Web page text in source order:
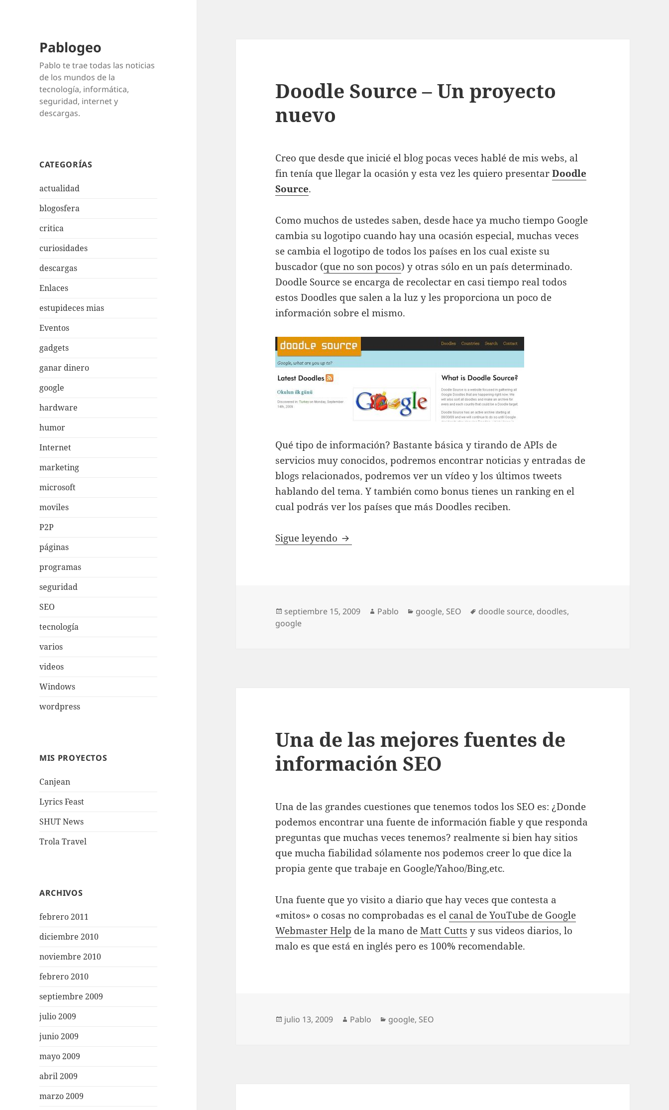
Pablogeo
Pablo te trae todas las noticias
de los mundos de la
tecnología, informática,
seguridad, internet y
descargas.
CATEGORÍAS
actualidad
blogosfera
critica
curiosidades
descargas
Enlaces
estupideces mias
Eventos
gadgets
ganar dinero
google
hardware
humor
Internet
marketing
microsoft
moviles
P2P
páginas
programas
seguridad
SEO
tecnología
varios
videos
Windows
wordpress
MIS PROYECTOS
Canjean
Lyrics Feast
SHUT News
Trola Travel
ARCHIVOS
febrero 2011
diciembre 2010
noviembre 2010
febrero 2010
septiembre 2009
julio 2009
junio 2009
mayo 2009
abril 2009
marzo 2009
Doodle Source – Un proyecto
nuevo
Creo que desde que inicié el blog pocas veces hablé de mis webs, al
fin tenía que llegar la ocasión y esta vez les quiero presentarDoodle
Source.
Como muchos de ustedes saben, desde hace ya mucho tiempo Google
cambia su logotipo cuando hay una ocasión especial, muchas veces
se cambia el logotipo de todos los países en los cual existe su
buscador (que no son pocos) y otras sólo en un país determinado.
Doodle Source se encarga de recolectar en casi tiempo real todos
estos Doodles que salen a la luz y les proporciona un poco de
información sobre el mismo.
Qué tipo de información? Bastante básica y tirando de APIs de
servicios muy conocidos, podremos encontrar noticias y entradas de
blogs relacionados, podremos ver un vídeo y los últimos tweets
hablando del tema. Y también como bonus tienes un ranking en el
cual podrás ver los países que más Doodles reciben.
Sigue leyendo Doodle Source – Un proyecto nuevo
Publicado
el
septiembre 15, 2009 Autor
Pablo Categorías
google, SEO Etiquetas
doodle source, doodles,
google
Una de las mejores fuentes de
información SEO
Una de las grandes cuestiones que tenemos todos los SEO es: ¿Donde
podemos encontrar una fuente de información fiable y que responda
preguntas que muchas veces tenemos? realmente si bien hay sitios
que mucha fiabilidad sólamente nos podemos creer lo que dice la
propia gente que trabaje en Google/Yahoo/Bing,etc.
Una fuente que yo visito a diario que hay veces que contesta a
«mitos» o cosas no comprobadas es el canal de YouTube de Google
Webmaster Help de la mano deMatt Cutts y sus videos diarios, lo
malo es que está en inglés pero es 100% recomendable.
Publicado
julio 13, 2009 Autor
Pablo Categorías
google, SEO